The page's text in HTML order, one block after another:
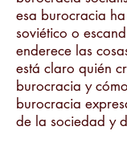
esa burocracia
soviético o
enderece las
está claro quién
burocracia y
burocracia
de la sociedad y